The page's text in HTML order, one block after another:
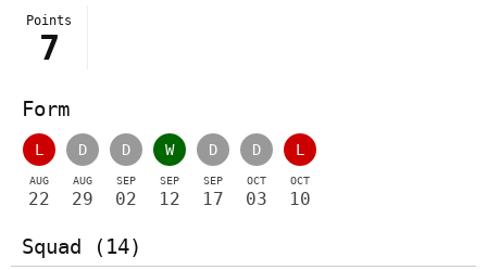
Points
7
Form
L
AUG
22
D
AUG
29
D
SEP
02
W
SEP
12
D
SEP
17
D
OCT
03
L
OCT
10
Squad (14)